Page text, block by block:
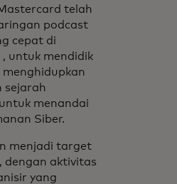
telah
podcast
cepat di
in a new tab
, untuk mendidik
sejarah
menandai
Siber.
menjadi target
dengan aktivitas
yang